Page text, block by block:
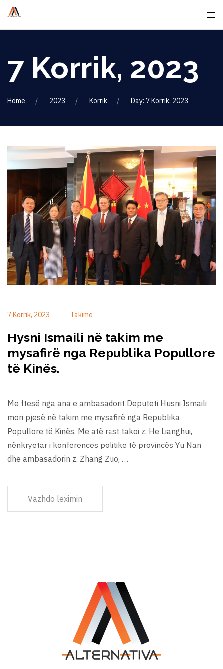
7 Korrik, 2023
Home 2023 Korrik Day: 7 Korrik, 2023
7 Korrik, 2023 Takime
Hysni Ismaili në takim me
mysafirë nga Republika Popullore
të Kinës.
Me ftesë nga ana e ambasadorit Deputeti Husni Ismaili
mori pjesë në takim me mysafirë nga Republika
Popullore të Kinës. Me atë rast takoi z. He Lianghui,
nënkryetar i konferences politike të provincës Yu Nan
dhe ambasadorin z. Zhang Zuo, …
Vazhdo leximin